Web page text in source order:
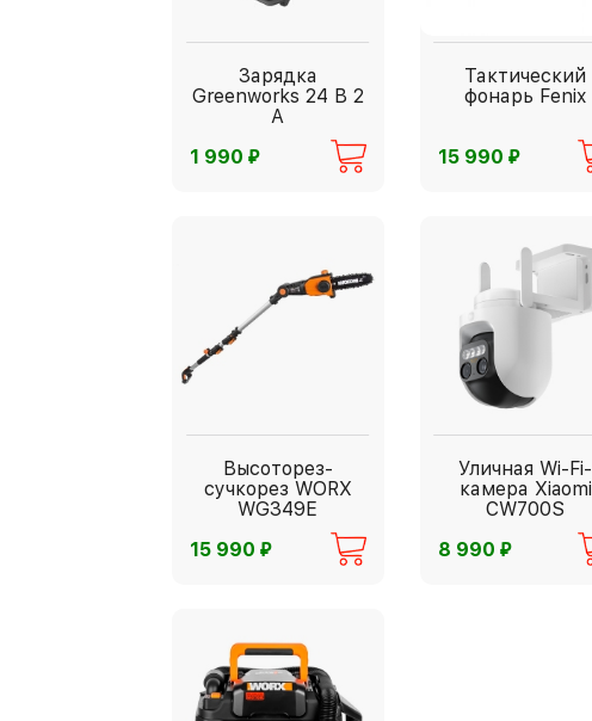
Зарядка
Greenworks 24 В 2
А
1 990 ⃏
Тактический
фонарь Fenix
15 990 ⃏
Высоторез-
сучкорез WORX
WG349E
15 990 ⃏
Уличная Wi-Fi-
камера Xiaomi
CW700S
8 990 ⃏